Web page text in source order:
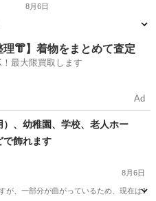
8月6日
他
理👘】着物をまとめて査定
最大限買取します
Ad
）、幼稚園、学校、老人ホー
で飾れます
8月6日
が、一部分が曲がっているため、現在は